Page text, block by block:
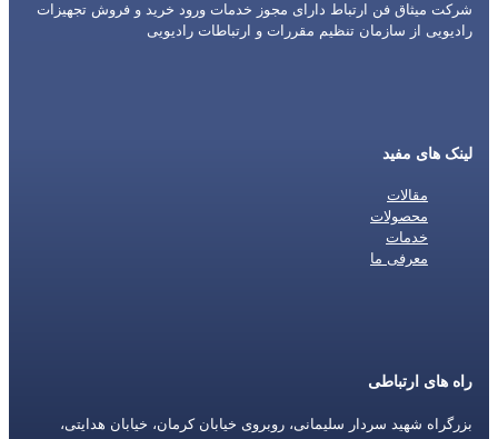
شرکت میثاق فن ارتباط دارای مجوز خدمات ورود خرید و فروش تجهیزات
رادیویی از سازمان تنظیم مقررات و ارتباطات رادیویی
لینک های مفید
مقالات
محصولات
خدمات
معرفی ما
راه های ارتباطی
بزرگراه شهید سردار سلیمانی، روبروی خیابان کرمان، خیابان هدایتی،